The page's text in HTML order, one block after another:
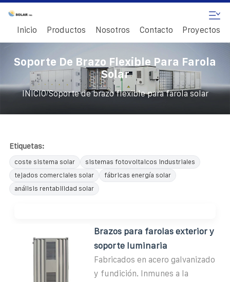
Inicio Productos Nosotros Contacto Proyectos
Soporte De Brazo Flexible Para Farola
Solar
INICIO/Soporte de brazo flexible para farola solar
Etiquetas:
coste sistema solar
sistemas fotovoltaicos industriales
tejados comerciales solar
fábricas energía solar
análisis rentabilidad solar
Brazos para farolas exterior y
soporte luminaria
Fabricados en acero galvanizado
y fundición. Inmunes a la